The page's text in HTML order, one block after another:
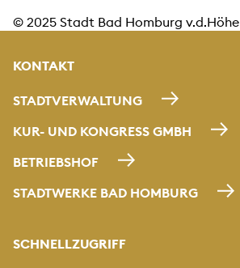
© 2025 Stadt Bad Homburg v.d.Höhe
KONTAKT
STADTVERWALTUNG
KUR- UND KONGRESS GMBH
BETRIEBSHOF
STADTWERKE BAD HOMBURG
SCHNELLZUGRIFF